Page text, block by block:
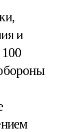
и
100